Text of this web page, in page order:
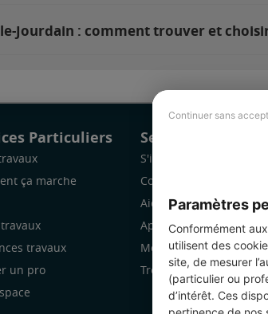
Continuer sans
Paramètres
Conformément
utilisent des
site, de mesurer
(particulier ou
d’intérêt. Ces
Jourdain : comment trouver et
Particuliers
ça marche
travaux
un pro
Services Pro
S'inscrire
Comment ça marche
Aide
Application Mobile
Mon espace
Trouver des chantiers